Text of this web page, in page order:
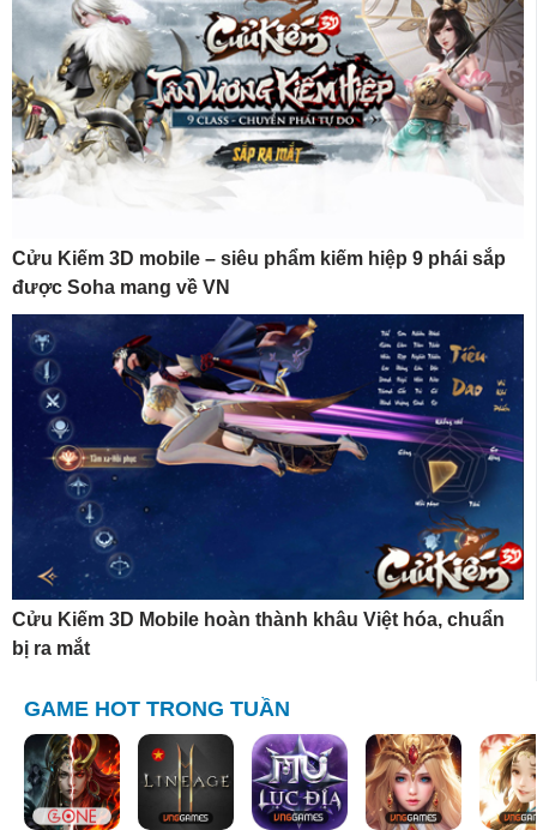
Cửu Kiếm 3D mobile – siêu phẩm kiếm hiệp 9 phái sắp
được Soha mang về VN
Cửu Kiếm 3D Mobile hoàn thành khâu Việt hóa, chuẩn
bị ra mắt
GAME HOT TRONG TUẦN